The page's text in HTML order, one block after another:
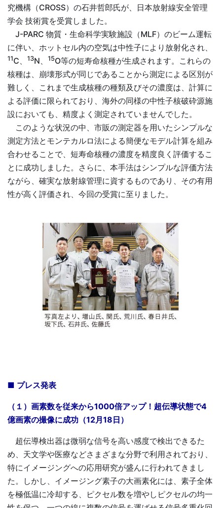
究機構（CROSS）の石井哲郎氏が、日本放射線安全管理
学会 技術賞を受賞しました。
J-PARC 物質・生命科学実験施設（MLF）のビーム運転
に伴い、ホットセル内の空気は中性子により放射化され、
11C、 13N、 15O等の短寿命核種が生成されます。これらの
核種は、崩壊形式が同じであることから測定による区別が
難しく、これまで生成核種の種類及びその濃度は、計算に
よる評価に限られており、海外の同様の中性子核破砕源施
設においても、精度よく測定されていませんでした。
このような状況の中、市販の測定器を用いたシンプルな
測定方法とモンテカルロ法による簡便なモデル計算を組み
合わせることで、短寿命核種の濃度を精度良く評価するこ
とに成功しました。さらに、本手法はシンプルな評価方法
ながら、確実な放射線管理に資するものであり、その有用
性が高く評価され、今回の受賞に至りました。
■ プレス発表
（１）画素数を従来から1000倍アップ！超伝導状態で4
億画素の撮像に成功（12月18日）
超伝導検出器は微弱な信号を高い感度で検出できるた
め、天文学や医療などさまざまな分野で利用されており、
特にイメージングへの応用研究が盛んに行われてきまし
た。しかし、イメージング素子の大画素化には、素子全体
を極低温に冷却する、ピクセル数を増やしピクセルの均一